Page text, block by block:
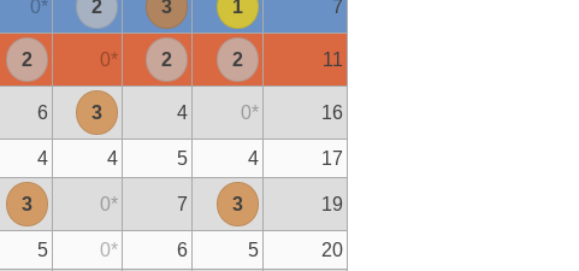
0* 2 3 1 7
2 0* 2 2 11
6 3 4 0* 16
4 4 5 4 17
3 0* 7 3 19
5 0* 6 5
20